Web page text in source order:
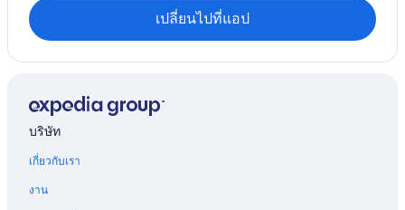
เปลี่ยนไปที่แอป
บริษัท
เกี่ยวกับเรา
งาน